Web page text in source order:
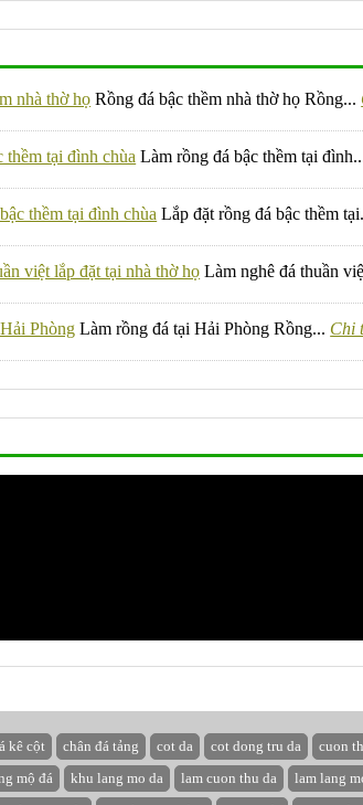
nhà thờ họ Rồng đá bậc thềm nhà thờ họ Rồng...
thềm tại đình chùa Làm rồng đá bậc thềm tại
thềm tại đình chùa Lắp đặt rồng đá bậc thềm
việt lắp đặt tại nhà thờ họ Làm nghê đá thuần
Phòng Làm rồng đá tại Hải Phòng Rồng... Chi
kê cột chân đá tảng cot da cot dong tru da cuon
mộ đá khu lang mo da lam cuon thu da lam lang